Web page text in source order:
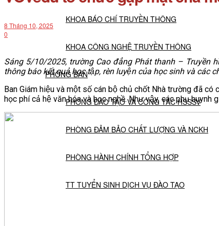
KHOA BÁO CHÍ TRUYỀN THÔNG
KHOA CÔNG NGHỆ TRUYỀN THÔNG
PHÒNG BAN
PHÒNG ĐÀO TẠO VÀ CÔNG TÁC HSSSV
PHÒNG ĐẢM BẢO CHẤT LƯỢNG VÀ NCKH
PHÒNG HÀNH CHÍNH TỔNG HỢP
TT TUYỂN SINH DỊCH VỤ ĐÀO TẠO
8 Tháng 10, 2025
0
Sáng 5/10/2025, trường Cao đẳng Phát thanh – Truyền
thông báo kết quả học tập, rèn luyện của học sinh và các
Ban Giám hiệu và một số cán bộ chủ chốt Nhà trường đã
học phí cả hệ văn hóa và học nghề. Như vậy, các phụ